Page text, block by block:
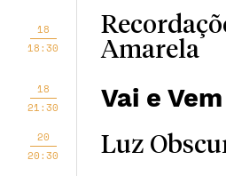
18
18:30
Amarela
18
21:30
Vai e Vem
20
20:30
Luz